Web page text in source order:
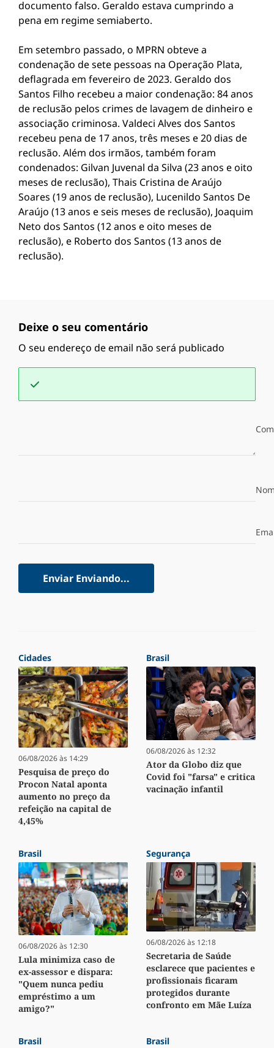
documento falso. Geraldo estava cumprindo a
pena em regime semiaberto.
Em setembro passado, o MPRN obteve a
condenação de sete pessoas na Operação Plata,
deflagrada em fevereiro de 2023. Geraldo dos
Santos Filho recebeu a maior condenação: 84 anos
de reclusão pelos crimes de lavagem de dinheiro e
associação criminosa. Valdeci Alves dos Santos
recebeu pena de 17 anos, três meses e 20 dias de
reclusão. Além dos irmãos, também foram
condenados: Gilvan Juvenal da Silva (23 anos e oito
meses de reclusão), Thais Cristina de Araújo
Soares (19 anos de reclusão), Lucenildo Santos De
Araújo (13 anos e seis meses de reclusão), Joaquim
Neto dos Santos (12 anos e oito meses de
reclusão), e Roberto dos Santos (13 anos de
reclusão).
Deixe o seu comentário
O seu endereço de email não será publicado
Enviar Enviando...
Cidades
06/08/2026 às 14:29
Pesquisa de preço do
Procon Natal aponta
aumento no preço da
refeição na capital de
4,45%
Brasil
06/08/2026 às 12:32
Ator da Globo diz que
Covid foi "farsa" e critica
vacinação infantil
Brasil
06/08/2026 às 12:30
Lula minimiza caso de
ex-assessor e dispara:
"Quem nunca pediu
empréstimo a um
amigo?"
Segurança
06/08/2026 às 12:18
Secretaria de Saúde
esclarece que pacientes e
profissionais ficaram
protegidos durante
confronto em Mãe Luíza
Brasil Brasil